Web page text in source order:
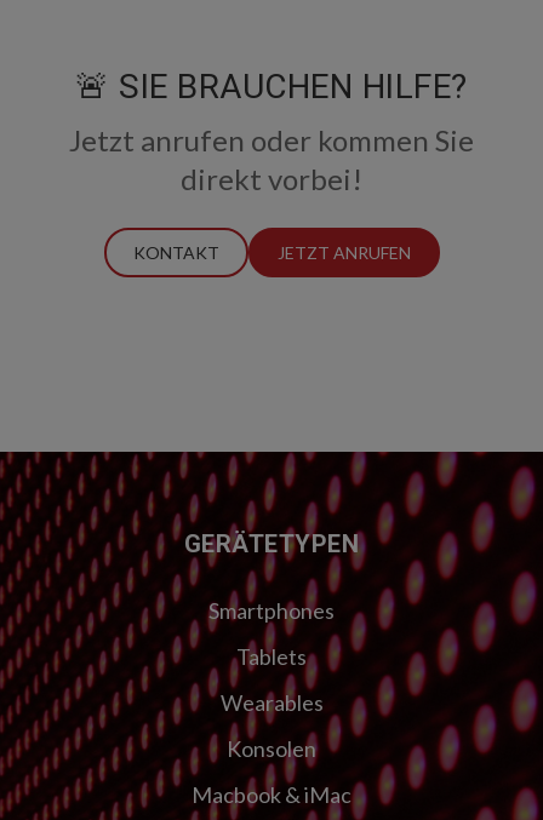
🚨 SIE BRAUCHEN HILFE?
Jetzt anrufen oder kommen Sie
direkt vorbei!
KONTAKT JETZT ANRUFEN
FUSSZEILE GERÄTETYPEN
Smartphones
Tablets
Wearables
Konsolen
Macbook & iMac